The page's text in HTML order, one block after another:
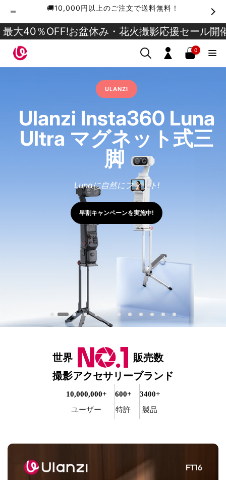
ツ
に
進
む
🚚10,000円以上のご注文で送料無料！
％OFF!お盆休み・花火撮影応援セール開催中
ロ
0
個
ア
イ
ULANZI
Ulanzi Insta360 Luna
Ultra マグネット式三
脚
Lunaに自然にフィット!
早割キャンペーンを実施中!
世界
販売数
撮影アクセサリーブランド
10,000,000+
ユーザー
600+
特許
3400+
製品